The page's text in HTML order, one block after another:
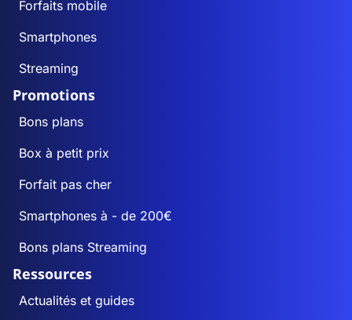
Forfaits mobile
Smartphones
Streaming
Promotions
Bons plans
Box à petit prix
Forfait pas cher
Smartphones à - de 200€
Bons plans Streaming
Ressources
Actualités et guides